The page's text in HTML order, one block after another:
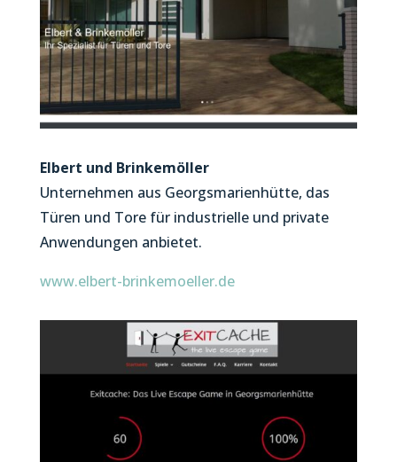
Elbert und Brinkemöller
Unternehmen aus Georgsmarienhütte, das
Türen und Tore für industrielle und private
Anwendungen anbietet.
www.elbert-brinkemoeller.de